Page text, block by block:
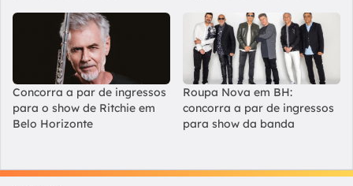
Concorra a par de ingressos
para o show de Ritchie em
Belo Horizonte
Roupa Nova em BH:
concorra a par de ingressos
para show da banda